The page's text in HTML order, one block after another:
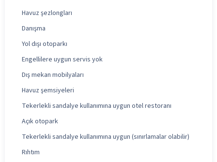
Havuz şezlongları
Danışma
Yol dışı otoparkı
Engellilere uygun servis yok
Dış mekan mobilyaları
Havuz şemsiyeleri
Tekerlekli sandalye kullanımına uygun otel restoranı
Açık otopark
Tekerlekli sandalye kullanımına uygun (sınırlamalar olabilir)
Rıhtım